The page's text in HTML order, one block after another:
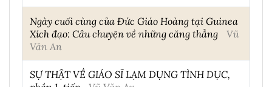
Ngày cuối cùng của Đức Giáo Hoàng tại Guinea
Xích đạo: Câu chuyện về những căng thẳng
Vũ
Văn An
SỰ THẬT VỀ GIÁO SĨ LẠM DỤNG TÌNH DỤC,